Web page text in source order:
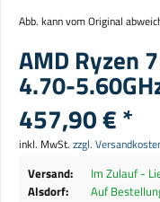
Abb. kann vom Original
AMD Ryzen
4.70-
457,90 € *
inkl. MwSt. zzgl.
Versand:
Im Zulauf -
Alsdorf:
Auf